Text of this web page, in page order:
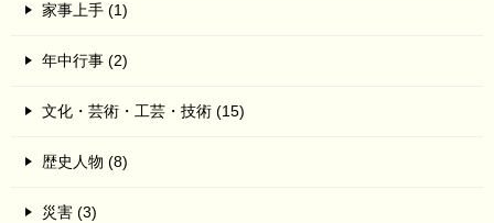
家事上手 (1)
年中行事 (2)
文化・芸術・工芸・技術 (15)
歴史人物 (8)
災害 (3)